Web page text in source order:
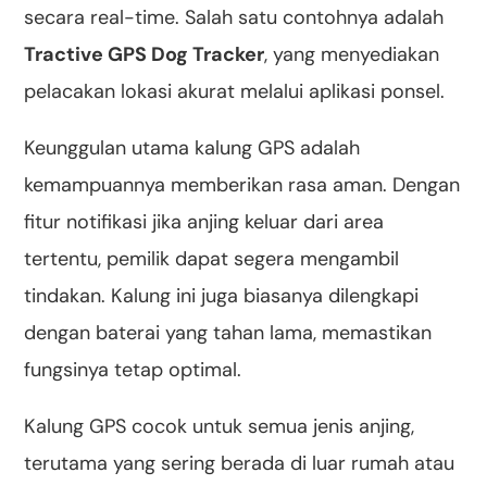
secara real-time. Salah satu contohnya adalah
Tractive GPS Dog Tracker, yang menyediakan
pelacakan lokasi akurat melalui aplikasi ponsel.
Keunggulan utama kalung GPS adalah
kemampuannya memberikan rasa aman. Dengan
fitur notifikasi jika anjing keluar dari area
tertentu, pemilik dapat segera mengambil
tindakan. Kalung ini juga biasanya dilengkapi
dengan baterai yang tahan lama, memastikan
fungsinya tetap optimal.
Kalung GPS cocok untuk semua jenis anjing,
terutama yang sering berada di luar rumah atau